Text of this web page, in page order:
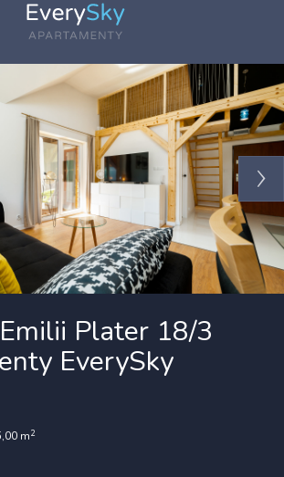
Plater 18/3
EverySky
m2